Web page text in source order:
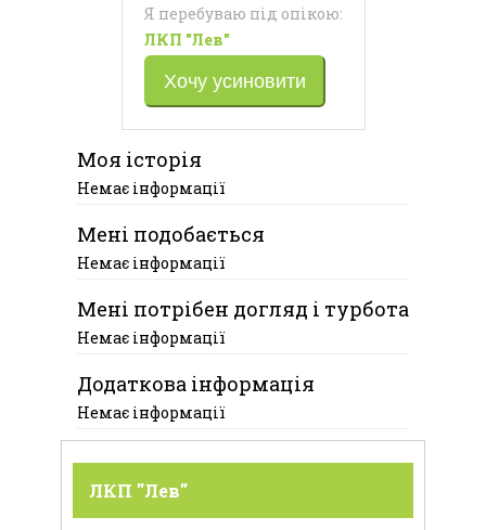
Я перебуваю під опікою:
ЛКП "Лев"
Хочу усиновити
Моя історія
Немає інформації
Мені подобається
Немає інформації
Мені потрібен догляд і турбота
Немає інформації
Додаткова інформація
Немає інформації
ЛКП "Лев"